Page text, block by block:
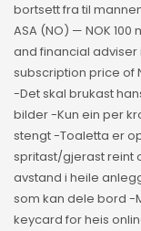
bortsett fra til
ASA (NO) — NOK
and financial adviser
subscription price of
-Det skal brukast
bilder -Kun ein per
stengt -Toaletta er
spritast/gjerast reint
avstand i heile
som kan dele bord -
keycard for heis